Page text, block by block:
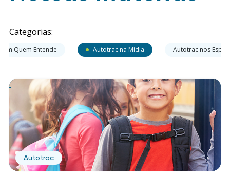
Categorias:
Quem Entende Autotrac na Mídia Autotrac nos
Autotrac